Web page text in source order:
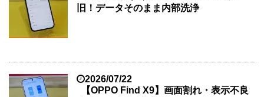
旧！データそのまま内部洗浄
2026/07/22
【OPPO Find X9】画面割れ・表示不良